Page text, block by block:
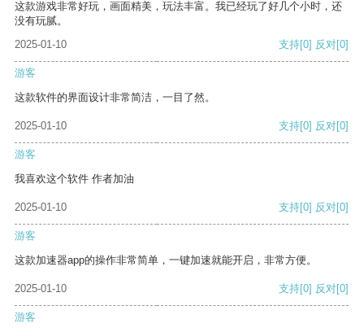
这款游戏非常好玩，画面精美，玩法丰富。我已经玩了好几个小时，还
没有玩腻。
2025-01-10
支持[0] 反对[0]
游客
这款软件的界面设计非常简洁，一目了然。
2025-01-10 支持[0] 反对[0]
游客
我喜欢这个软件 作者加油
2025-01-10 支持[0] 反对[0]
游客
这款加速器app的操作非常简单，一键加速就能开启，非常方便。
2025-01-10 支持[0] 反对[0]
游客